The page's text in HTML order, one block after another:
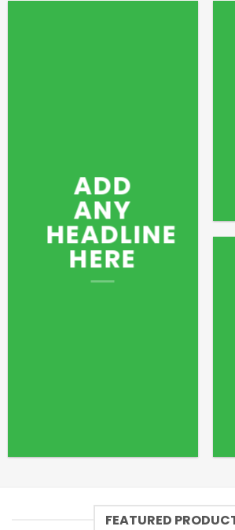
ADD
ANY
HEADLINE
HERE
FEATURED